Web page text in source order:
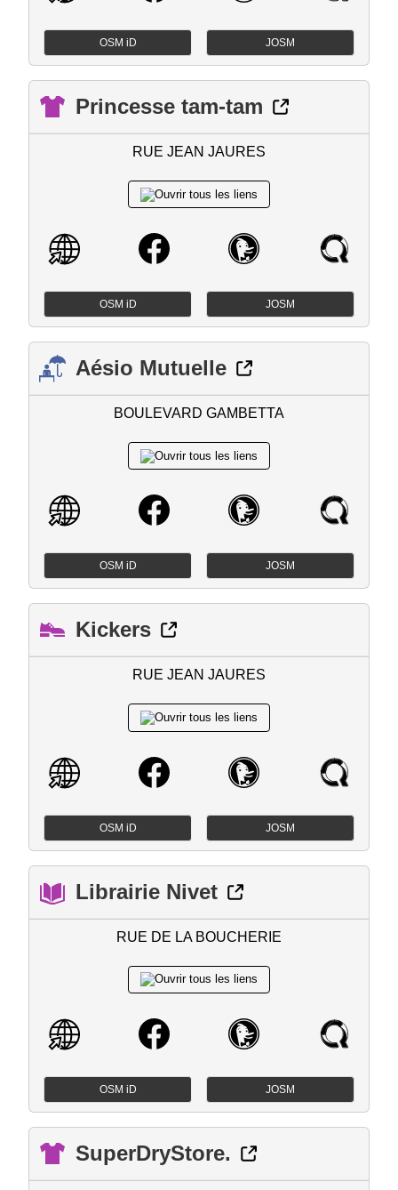
OSM iD JOSM
Princesse tam-tam
RUE JEAN JAURES
OSM iD JOSM
Aésio Mutuelle
BOULEVARD GAMBETTA
OSM iD JOSM
Kickers
RUE JEAN JAURES
OSM iD JOSM
Librairie Nivet
RUE DE LA BOUCHERIE
OSM iD JOSM
SuperDryStore.